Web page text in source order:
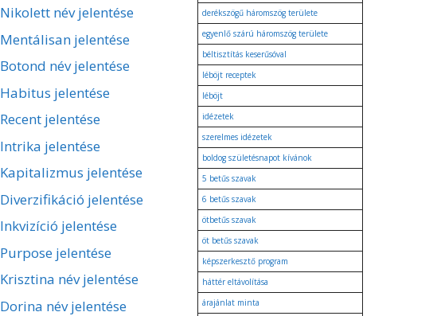
Nikolett név jelentése
Mentálisan jelentése
Botond név jelentése
Habitus jelentése
Recent jelentése
Intrika jelentése
Kapitalizmus jelentése
Diverzifikáció jelentése
Inkvizíció jelentése
Purpose jelentése
Krisztina név jelentése
Dorina név jelentése
derékszögű háromszög területe
egyenlő szárú háromszög területe
béltisztítás keserűsóval
léböjt receptek
léböjt
idézetek
szerelmes idézetek
boldog születésnapot kívánok
5 betűs szavak
6 betűs szavak
ötbetűs szavak
öt betűs szavak
képszerkesztő program
háttér eltávolítása
árajánlat minta